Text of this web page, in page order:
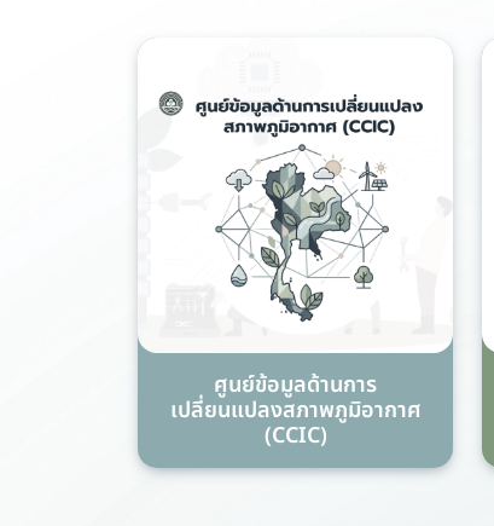
ศูนย์ข้อมูลด้านการ
เปลี่ยนแปลงสภาพภูมิอากาศ
(CCIC)